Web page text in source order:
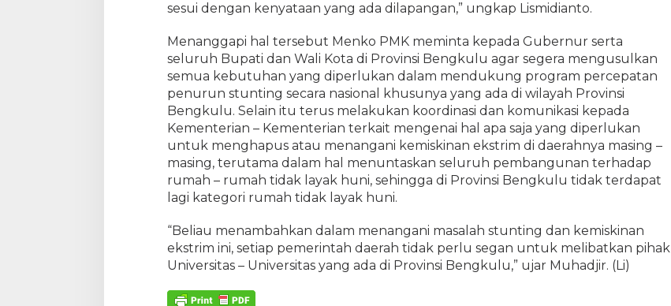
sesui dengan kenyataan yang ada dilapangan,” ungkap Lismidianto.
Menanggapi hal tersebut Menko PMK meminta kepada Gubernur serta
seluruh Bupati dan Wali Kota di Provinsi Bengkulu agar segera mengusulkan
semua kebutuhan yang diperlukan dalam mendukung program percepatan
penurun stunting secara nasional khusunya yang ada di wilayah Provinsi
Bengkulu. Selain itu terus melakukan koordinasi dan komunikasi kepada
Kementerian – Kementerian terkait mengenai hal apa saja yang diperlukan
untuk menghapus atau menangani kemiskinan ekstrim di daerahnya masing –
masing, terutama dalam hal menuntaskan seluruh pembangunan terhadap
rumah – rumah tidak layak huni, sehingga di Provinsi Bengkulu tidak terdapat
lagi kategori rumah tidak layak huni.
“Beliau menambahkan dalam menangani masalah stunting dan kemiskinan
ekstrim ini, setiap pemerintah daerah tidak perlu segan untuk melibatkan pihak
Universitas – Universitas yang ada di Provinsi Bengkulu,” ujar Muhadjir. (Li)